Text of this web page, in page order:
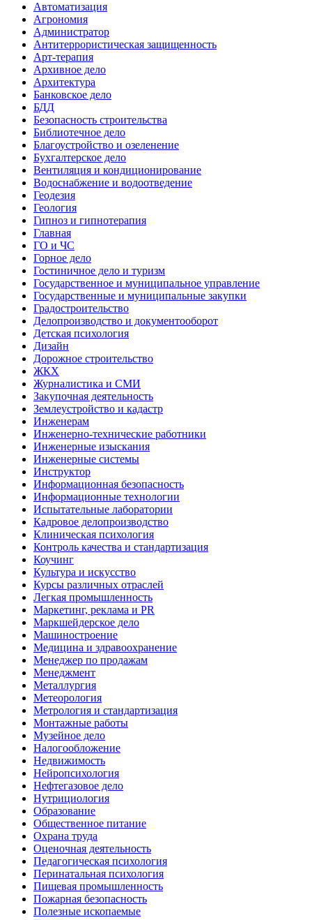
Автоматизация
Агрономия
Администратор
Антитеррористическая защищенность
Арт-терапия
Архивное дело
Архитектура
Банковское дело
БДД
Безопасность строительства
Библиотечное дело
Благоустройство и озеленение
Бухгалтерское дело
Вентиляция и кондиционирование
Водоснабжение и водоотведение
Геодезия
Геология
Гипноз и гипнотерапия
Главная
ГО и ЧС
Горное дело
Гостиничное дело и туризм
Государственное и муниципальное управление
Государственные и муниципальные закупки
Градостроительство
Делопроизводство и документооборот
Детская психология
Дизайн
Дорожное строительство
ЖКХ
Журналистика и СМИ
Закупочная деятельность
Землеустройство и кадастр
Инженерам
Инженерно-технические работники
Инженерные изыскания
Инженерные системы
Инструктор
Информационная безопасность
Информационные технологии
Испытательные лаборатории
Кадровое делопроизводство
Клиническая психология
Контроль качества и стандартизация
Коучинг
Культура и искусство
Курсы различных отраслей
Легкая промышленность
Маркетинг, реклама и PR
Маркшейдерское дело
Машиностроение
Медицина и здравоохранение
Менеджер по продажам
Менеджмент
Металлургия
Метеорология
Метрология и стандартизация
Монтажные работы
Музейное дело
Налогообложение
Недвижимость
Нейропсихология
Нефтегазовое дело
Нутрициология
Образование
Общественное питание
Охрана труда
Оценочная деятельность
Педагогическая психология
Перинатальная психология
Пищевая промышленность
Пожарная безопасность
Полезные ископаемые